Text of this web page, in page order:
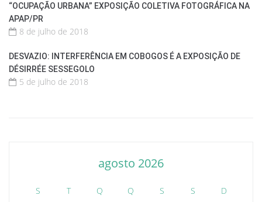
“OCUPAÇÃO URBANA” EXPOSIÇÃO COLETIVA FOTOGRÁFICA NA
APAP/PR
8 de julho de 2018
DESVAZIO: INTERFERÊNCIA EM COBOGOS É A EXPOSIÇÃO DE
DÉSIRRÉE SESSEGOLO
5 de julho de 2018
agosto 2026
S T Q Q S S D